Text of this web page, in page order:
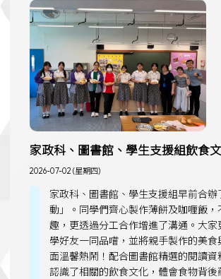
家政科、圖書館、學生支援組飲食
2026-07-02 (星期四)
家政科、圖書館、學生支援組早前合
動」。同學們齊心製作薄餅及咖喱飯
趣，更透過分工合作增進了溝通。大家
學好友一同品嚐，並將親手製作的美食
面溫馨熱鬧！配合圖書館精選的閱讀資
認識了相關的飲食文化，體會食物背後